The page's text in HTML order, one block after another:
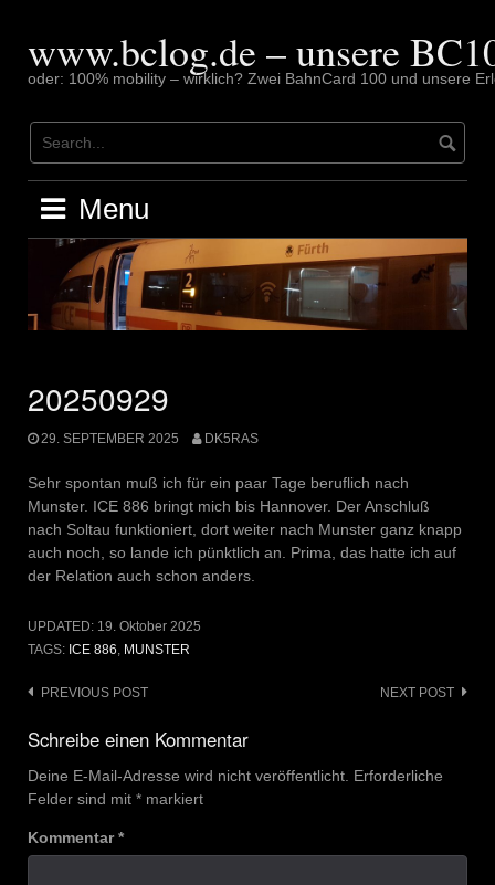
contentwww.bclog.de – unsere
oder: 100% mobility – wirklich? Zwei BahnCard 100 und unsere
Menu
20250929
29. SEPTEMBER 2025 DK5RAS
Sehr spontan muß ich für ein paar Tage beruflich nach
Munster. ICE 886 bringt mich bis Hannover. Der Anschluß
nach Soltau funktioniert, dort weiter nach Munster ganz knapp
auch noch, so lande ich pünktlich an. Prima, das hatte ich auf
der Relation auch schon anders.
UPDATED: 19. Oktober 2025
TAGS: ICE 886, MUNSTER
Post
navigation
PREVIOUS POST NEXT POST
Schreibe einen Kommentar
Deine E-Mail-Adresse wird nicht veröffentlicht. Erforderliche
Felder sind mit * markiert
Kommentar*